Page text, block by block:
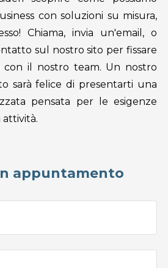
con soluzioni su misura,
Chiama, invia un'email, o
sul nostro sito per fissare
il nostro team. Un nostro
sarà felice di presentarti una
pensata per le esigenze
appuntamento